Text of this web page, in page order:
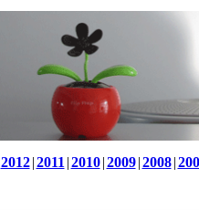
2012 |2011 |2010 |2009 |2008 |